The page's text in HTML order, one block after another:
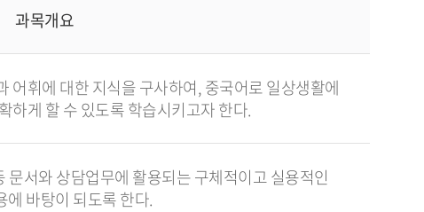
과목개요
어휘에 대한 지식을 구사하여, 중국어로 일상생활에
하게 할 수 있도록 학습시키고자 한다.
서와 상담업무에 활용되는 구체적이고 실용적인
에 바탕이 되도록 한다.